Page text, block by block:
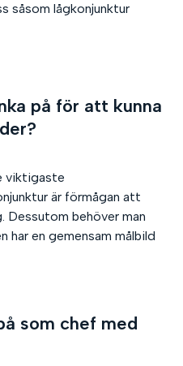
såsom lågkonjunktur
på för att kunna
viktigaste
är förmågan att
Dessutom behöver man
har en gemensam målbild
som chef med